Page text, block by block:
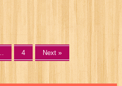
4 Next »